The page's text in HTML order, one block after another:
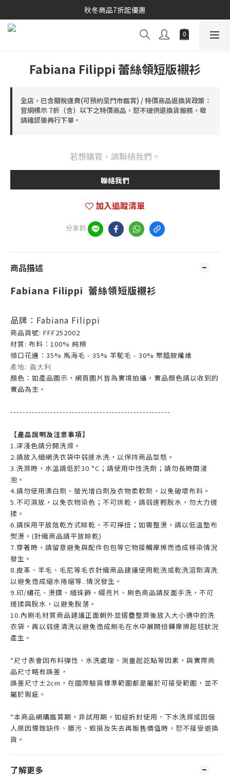
秋冬商品7折起優惠
秋冬商品7折起優惠
線上購物專區 精選 5 折
Fabiana Filippi 蕾絲領短版襯衫
全店，已含關稅運費(可預約至門市鑑賞) / 特價商品退換貨政策：
官網標示 7折（含）以下之特價商品，恕不提供退換貨服務，敬
請確認後再行下單。
若想購買，請聯絡我們。
聯絡我們
加入追蹤清單
分享到
商品描述
Fabiana Filippi 蕾絲領短版襯衫
品牌：Fabiana Filippi
商品貨號: FFF252002
材質: 布料：100% 純棉
領口花邊：35% 馬海毛 - 35% 羊駝毛 - 30% 聚醯胺纖維
產地: 義大利
顏色：如產品圖示，網頁圖片皆為實境拍攝，實品顏色請以收到的
實品為主。
----------------------------------------------------
【產品說明及注意事項】
1.深淺色請分開洗滌。
2.請放入細網洗衣袋中弱速水洗，以保持商品型態。
3.洗滌時，水溫請低於30 °C；請使用中性洗劑；請勿長時間浸
泡。
4.請勿使用漂白劑、螢光增白劑及衣物柔軟劑，以免破壞布料。
5.不可濕放，以免衣物染色；不可烘乾，請弱速輕脫水，勿大力搓
揉。
6.請採用平放陰乾方式晾乾，不可擰扭；如需整燙，請以低溫墊布
熨燙。(針織商品請平放晾乾)
7.穿著時，請留意避免與配件包包等它物接觸摩擦而造成移染情況
發生。
8.皮革、羊毛、毛尼等毛衣針織商品建議使用乾洗或乾洗溶劑清洗
以避免造成縮水捲縮等..情況發生。
9.印/繡花、燙鑽、縫珠飾、綴亮片、刷色商品請反面手洗，不可
搓揉與脫水，以避免脫落。
10.內刷毛材質商品建議正面朝外並摺疊整齊後放入大小適中的洗
衣袋，再以弱速清洗以避免造成刷毛在水中展開扭轉摩擦起毬狀況
產生。
*尺寸表會因布料彈性、水洗處理、測量起訖點等因素，與實際商
品尺寸略有誤差，
誤差尺寸±2cm，在國際驗貨標準範圍都是屬於可接受範圍，並不
屬於瑕疵。
*本商品網購鑑賞期，非試用期，如經拆封使用、下水洗滌或因個
人原因導致缺件、髒污、毀損及失去再販售價值時，恕不接受退換
貨。
了解更多